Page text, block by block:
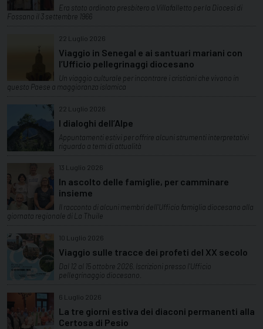
Era stato ordinato presbitero a Villafalletto per la Diocesi di
Fossano il 3 settembre 1966
22 Luglio 2026
Viaggio in Senegal e ai santuari mariani con
l’Ufficio pellegrinaggi diocesano
Un viaggio culturale per incontrare i cristiani che vivono in
questo Paese a maggioranza islamica
22 Luglio 2026
I dialoghi dell’Alpe
Appuntamenti estivi per offrire alcuni strumenti interpretativi
riguardo a temi di attualità
13 Luglio 2026
In ascolto delle famiglie, per camminare
insieme
Il racconto di alcuni membri dell'Ufficio famiglia diocesano alla
giornata regionale di La Thuile
10 Luglio 2026
Viaggio sulle tracce dei profeti del XX secolo
Dal 12 al 15 ottobre 2026. Iscrizioni presso l'Ufficio
pellegrinaggio diocesano.
6 Luglio 2026
La tre giorni estiva dei diaconi permanenti alla
Certosa di Pesio